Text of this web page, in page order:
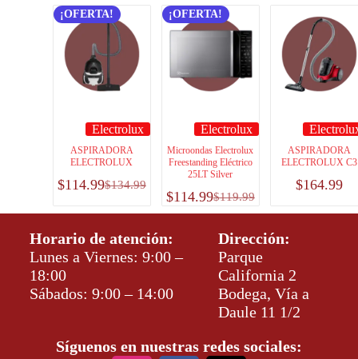
¡OFERTA!
Electrolux
ASPIRADORA
ELECTROLUX
$134.99
$114.99
¡OFERTA!
Electrolux
Microondas Electrolux
Freestanding Eléctrico
25LT Silver
$119.99
$114.99
ASPIRADORA
ELECTROLUX C3
$164.99
Horario de atención:
Lunes a Viernes: 9:00 –
18:00
Sábados: 9:00 – 14:00
Dirección:
Parque
California 2
Bodega, Vía a
Daule 11 1/2
Síguenos en nuestras redes sociales: